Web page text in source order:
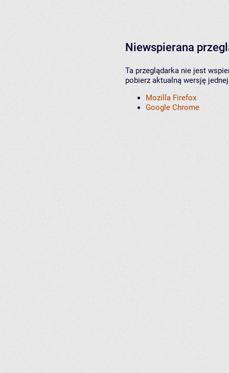
Niewspierana
Ta przeglądarka nie jest
pobierz aktualną wersję
Mozilla Firefox
Google Chrome